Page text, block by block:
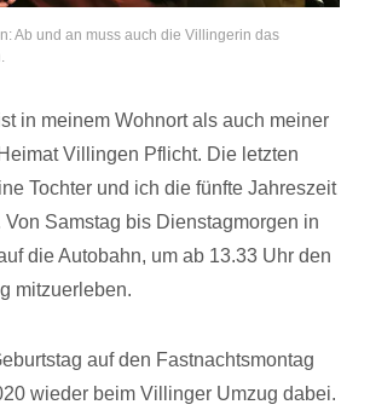
Ab und an muss auch die Villingerin das
in meinem Wohnort als auch meiner
Villingen Pflicht. Die letzten
Tochter und ich die fünfte Jahreszeit
Von Samstag bis Dienstagmorgen in
die Autobahn, um ab 13.33 Uhr den
mitzuerleben.
auf den Fastnachtsmontag
wieder beim Villinger Umzug dabei.